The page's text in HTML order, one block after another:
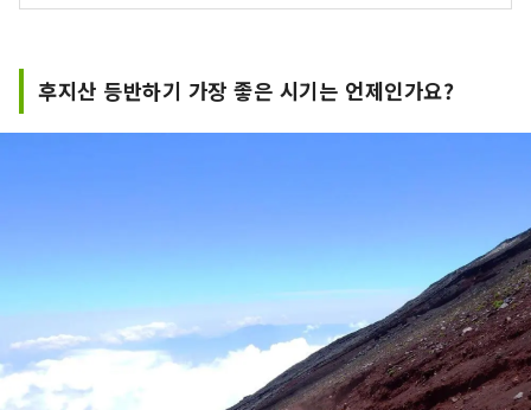
지역을 거점으로, 후지산의 자연을 활용한 테마파
「후지자쿠라 하이츠 맥주」, 후지산 기슭 지하
후지산 등반하기 가장 좋은 시기는 언제인가요?